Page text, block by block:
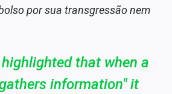
por sua transgressão nem
that when a
information" it